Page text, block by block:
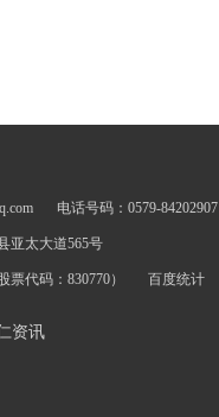
电话号码：0579-84202907
亚太大道565号
股票代码：830770） 百度统计
资讯